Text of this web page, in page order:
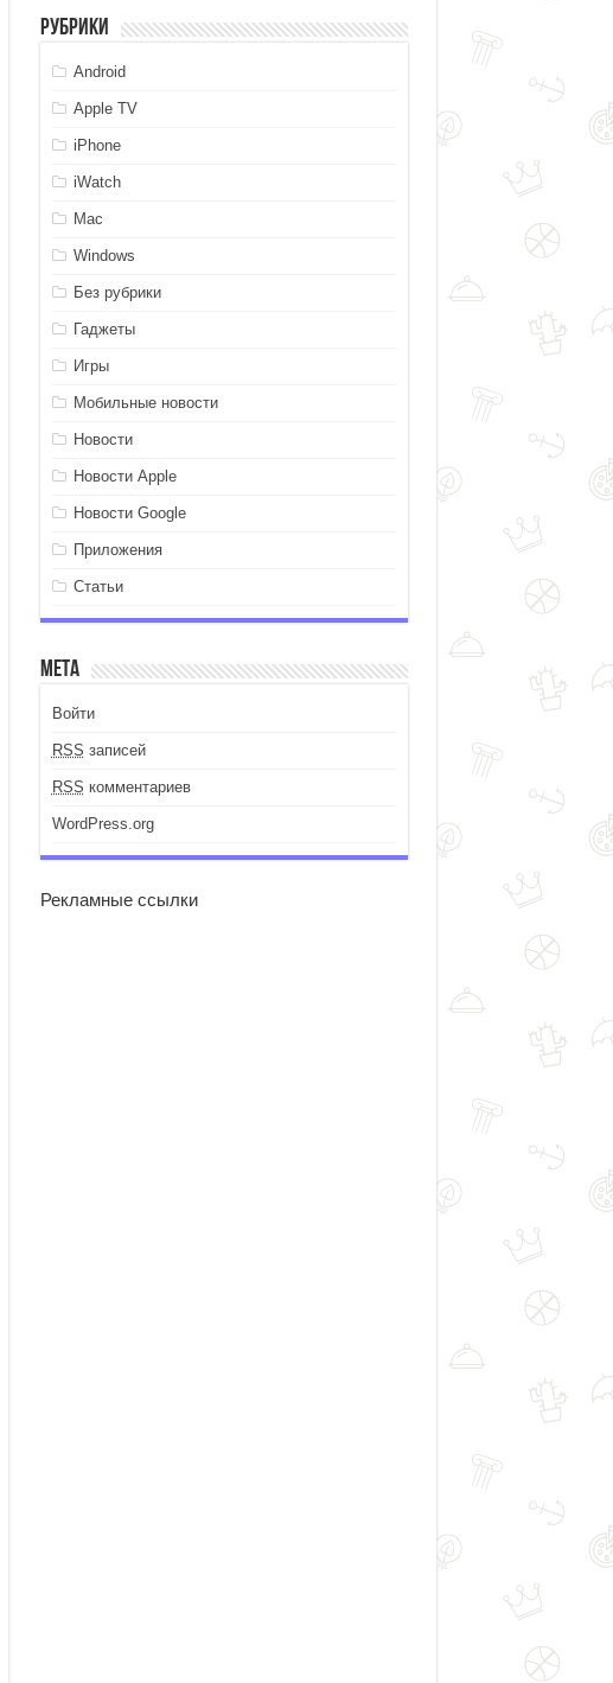
Рубрики
Android
Apple TV
iPhone
iWatch
Mac
Windows
Без рубрики
Гаджеты
Игры
Мобильные новости
Новости
Новости Apple
Новости Google
Приложения
Статьи
Мета
Войти
RSS записей
RSS комментариев
WordPress.org
Рекламные ссылки